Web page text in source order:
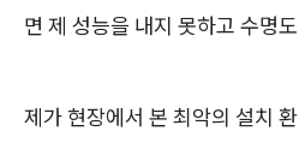
면 제 성능을 내지 못하고 수명
제가 현장에서 본 최악의 설치